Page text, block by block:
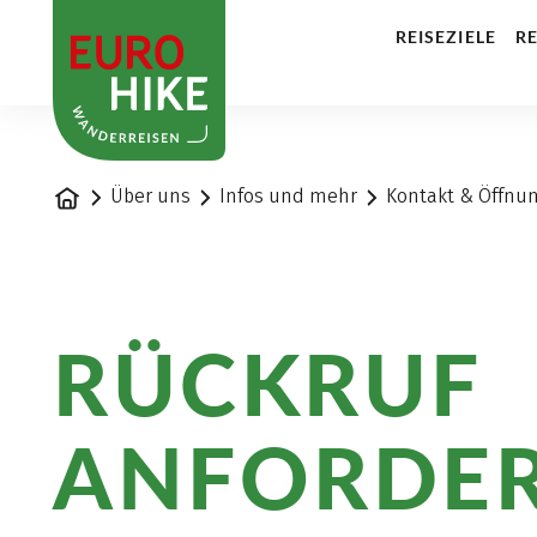
REISEZIELE
StartseiteÜber uns Infos und mehr Kontakt &
RÜCKRUF